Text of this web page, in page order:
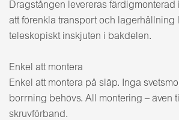
Dragstången levereras färdigmonterad
att förenkla transport och lagerhållning
teleskopiskt inskjuten i bakdelen.
Enkel att montera
Enkel att montera på släp. Inga
borrning behövs. All montering – även
skruvförband.